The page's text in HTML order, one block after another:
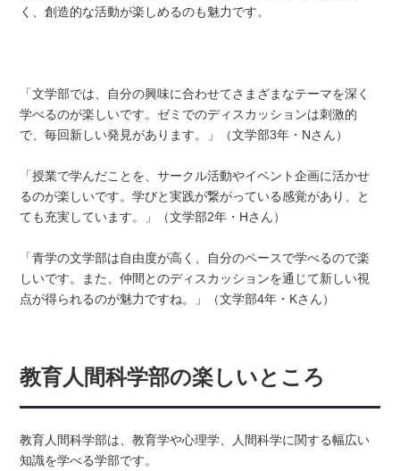
く、創造的な活動が楽しめるのも魅力です。
「文学部では、自分の興味に合わせてさまざまなテーマを深く
学べるのが楽しいです。ゼミでのディスカッションは刺激的
で、毎回新しい発見があります。」（文学部3年・Nさん）
「授業で学んだことを、サークル活動やイベント企画に活かせ
るのが楽しいです。学びと実践が繋がっている感覚があり、と
ても充実しています。」（文学部2年・Hさん）
「青学の文学部は自由度が高く、自分のペースで学べるので楽
しいです。また、仲間とのディスカッションを通じて新しい視
点が得られるのが魅力ですね。」（文学部4年・Kさん）
教育人間科学部の楽しいところ
教育人間科学部は、教育学や心理学、人間科学に関する幅広い
知識を学べる学部です。